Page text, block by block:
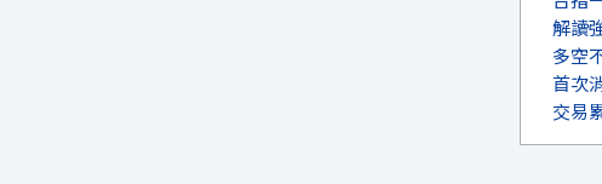
解讀
多空
首次
交易